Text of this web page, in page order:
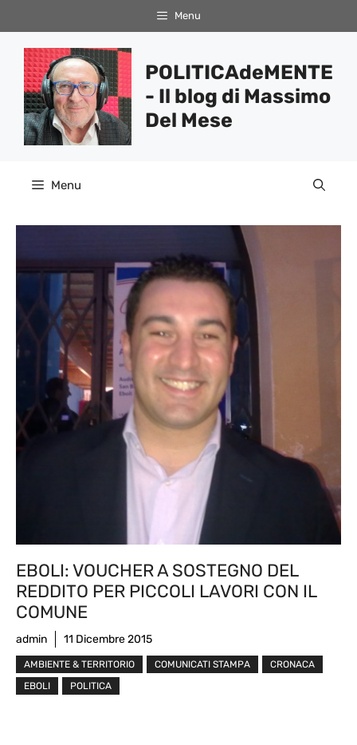
al
contenuto
Menu
POLITICAdeMENTE
- Il blog di Massimo
Del Mese
Menu
EBOLI: VOUCHER A SOSTEGNO DEL
REDDITO PER PICCOLI LAVORI CON IL
COMUNE
admin 11 Dicembre 2015
AMBIENTE & TERRITORIO COMUNICATI STAMPA
CRONACA
EBOLI
POLITICA